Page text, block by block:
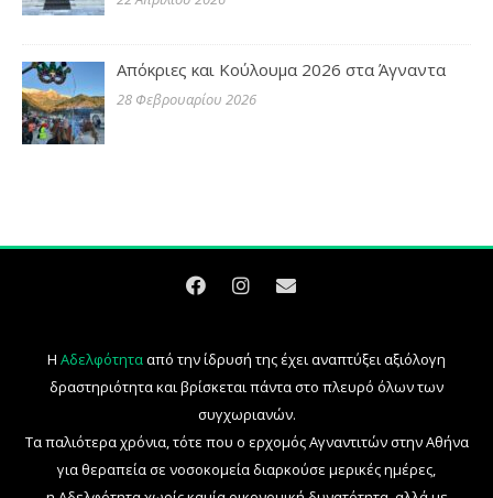
Απόκριες και Κούλουμα 2026 στα Άγναντα
28 Φεβρουαρίου 2026
Η Αδελφότητααπό την ίδρυσή της έχει αναπτύξει αξιόλογη
δραστηριότητα και βρίσκεται πάντα στο πλευρό όλων των
συγχωριανών.
Τα παλιότερα χρόνια, τότε που ο ερχομός Αγναντιτών στην Αθήνα
για θεραπεία σε νοσοκομεία διαρκούσε μερικές ημέρες,